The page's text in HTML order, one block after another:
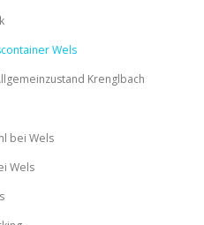
Wels
Krenglbach
bei Wels
Wels